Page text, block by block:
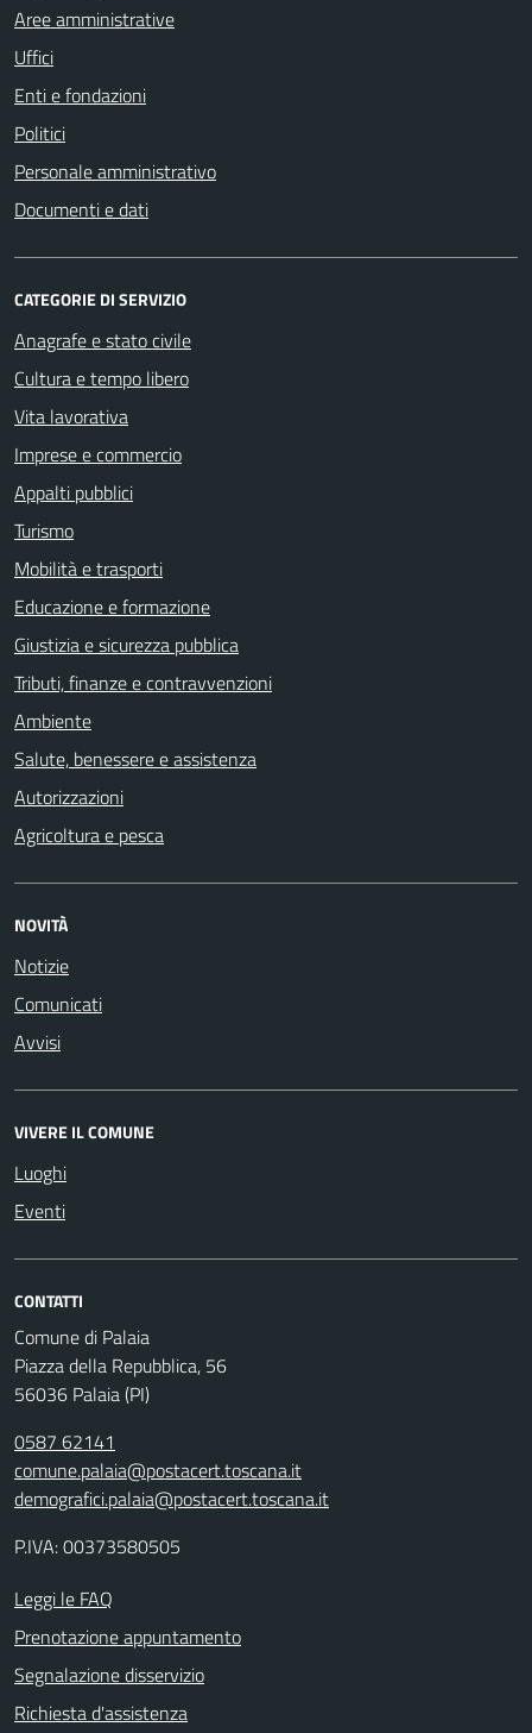
Aree amministrative
Uffici
Enti e fondazioni
Politici
Personale amministrativo
Documenti e dati
CATEGORIE DI SERVIZIO
Anagrafe e stato civile
Cultura e tempo libero
Vita lavorativa
Imprese e commercio
Appalti pubblici
Turismo
Mobilità e trasporti
Educazione e formazione
Giustizia e sicurezza pubblica
Tributi, finanze e contravvenzioni
Ambiente
Salute, benessere e assistenza
Autorizzazioni
Agricoltura e pesca
NOVITÀ
Notizie
Comunicati
Avvisi
VIVERE IL COMUNE
Luoghi
Eventi
CONTATTI
Comune di Palaia
Piazza della Repubblica, 56
56036 Palaia (PI)
0587 62141
comune.palaia@postacert.toscana.it
demografici.palaia@postacert.toscana.it
P.IVA: 00373580505
Leggi le FAQ
Prenotazione appuntamento
Segnalazione disservizio
Richiesta d'assistenza